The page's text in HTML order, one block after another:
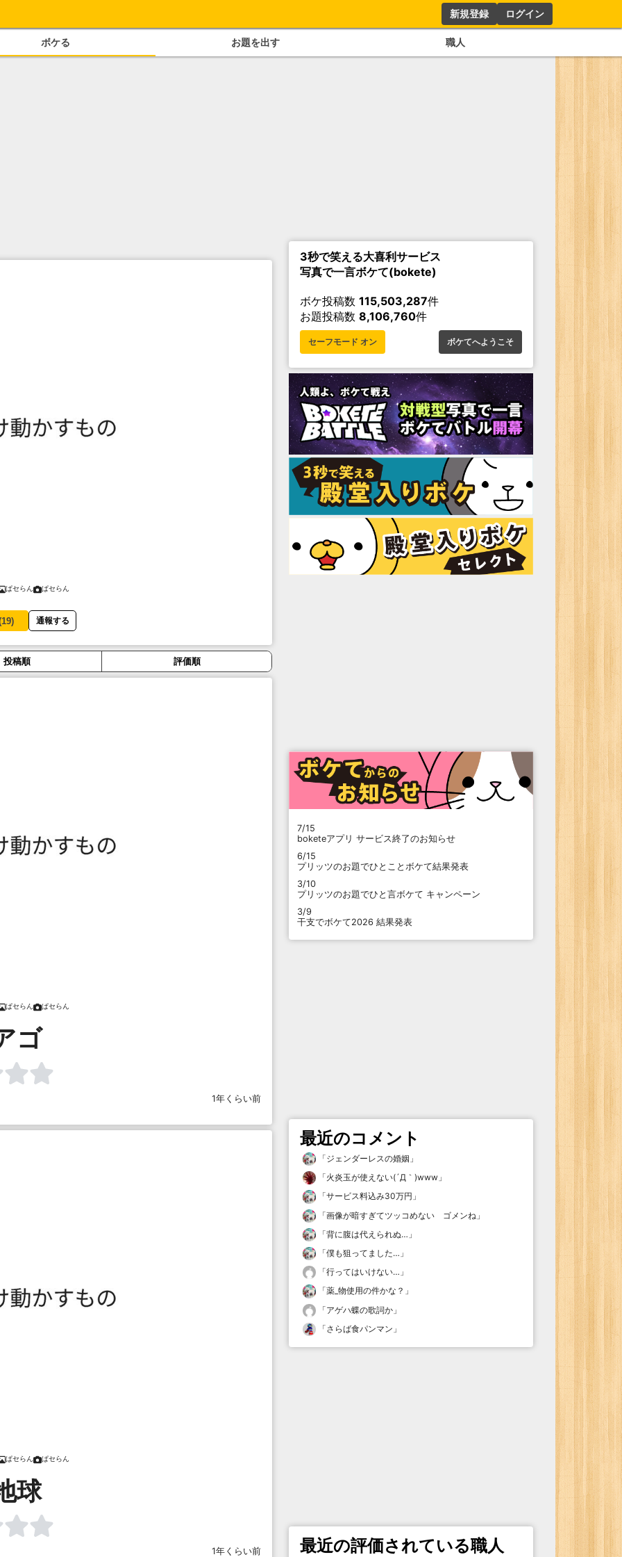
新規登録 ログイン
ボケる お題を出す 職人
ぱセらん ぱセらん
19) 通報する
投稿順 評価順
ぱセらん ぱセらん
ゴ
1年くらい前
ぱセらん ぱセらん
球
1年くらい前
3秒で笑える大喜利サービス
写真で一言ボケて(bokete)
ボケ投稿数 115,503,287件
お題投稿数 8,106,760件
セーフモード オン ボケてへようこそ
7/15
boketeアプリ サービス終了のお知らせ
6/15
プリッツのお題でひとことボケて結果発表
3/10
プリッツのお題でひと言ボケて キャンペーン
3/9
干支でボケて2026 結果発表
最近のコメント
「ジェンダーレスの婚姻 」
「火炎玉が使えない(´Д｀)www 」
「サービス料込み30万円 」
「画像が暗すぎてツッコめない ゴメンね 」
「背に腹は代えられぬ… 」
「僕も狙ってました… 」
「行ってはいけない… 」
「薬_物使用の件かな？ 」
「アゲハ蝶の歌詞か 」
「さらば食パンマン 」
最近の評価されている職人